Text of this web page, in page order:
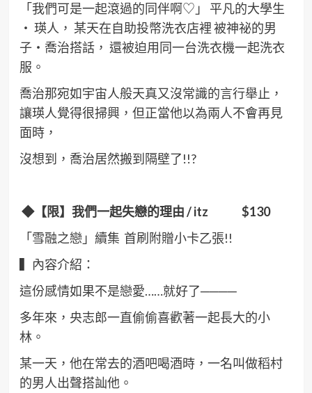
「我們可是一起滾過的同伴啊♡」 平凡的大學生
‧ 瑛人， 某天在自助投幣洗衣店裡 被神祕的男
子・喬治搭話， 還被迫用同一台洗衣機一起洗衣
服。
喬治那宛如宇宙人般天真又沒常識的言行舉止，
讓瑛人覺得很掃興，但正當他以為兩人不會再見
面時，
沒想到，喬治居然搬到隔壁了!!?
◆【限】我們一起失戀的理由 / itz $130
「雪融之戀」續集 首刷附贈小卡乙張!!
▍內容介紹：
這份感情如果不是戀愛……就好了────
多年來，央志郎一直偷偷喜歡著一起長大的小
林。
某一天，他在常去的酒吧喝酒時，一名叫做稻村
的男人出聲搭訕他。